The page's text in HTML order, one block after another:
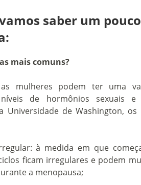
saber um
mais comuns?
mulheres podem ter uma
de hormônios sexuais
Universidade de Washington,
à medida em que
ficam irregulares e podem
a menopausa;